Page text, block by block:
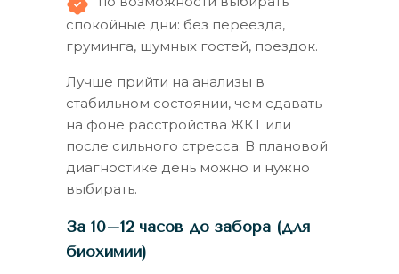
спокойные дни: без переезда,
груминга, шумных гостей, поездок.
Лучше прийти на анализы в
стабильном состоянии, чем сдавать
на фоне расстройства ЖКТ или
после сильного стресса. В плановой
диагностике день можно и нужно
выбирать.
За 10–12 часов до забора (для
биохимии)